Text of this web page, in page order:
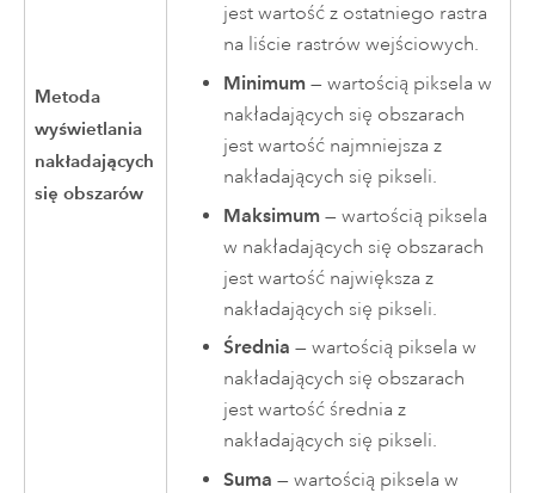
Metoda
wyświetlania
nakładających
się obszarów
jest wartość z ostatniego rastra
na liście rastrów wejściowych.
Minimum — wartością piksela w
nakładających się obszarach
jest wartość najmniejsza z
nakładających się pikseli.
Maksimum — wartością piksela
w nakładających się obszarach
jest wartość największa z
nakładających się pikseli.
Średnia — wartością piksela w
nakładających się obszarach
jest wartość średnia z
nakładających się pikseli.
Suma — wartością piksela w